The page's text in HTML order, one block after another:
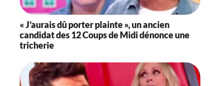
« J’aurais dû porter plainte », un ancien
candidat des 12 Coups de Midi dénonce une
tricherie